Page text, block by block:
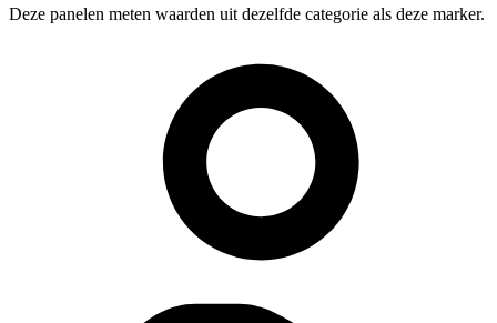
Deze panelen meten waarden uit dezelfde categorie als deze marker.